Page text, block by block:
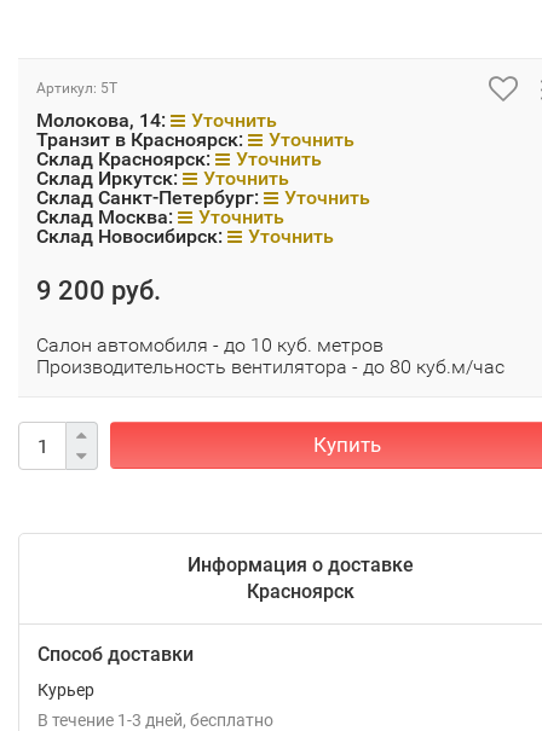
Артикул: 5Т
Молокова, 14:
Уточнить
Транзит в Красноярск:
Уточнить
Склад Красноярск:
Уточнить
Склад Иркутск:
Уточнить
Склад Санкт-Петербург:
Уточнить
Склад Москва:
Уточнить
Склад Новосибирск:
Уточнить
9 200 руб.
Cалон автомобиля - до 10 куб. метров
Производительность вентилятора - до 80 куб.м/час
Купить
Информация о доставке
Красноярск
Способ доставки
Курьер
В течение 1-3 дней Бесплатно